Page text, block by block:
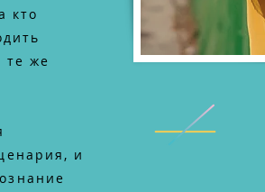
кто
те же
и